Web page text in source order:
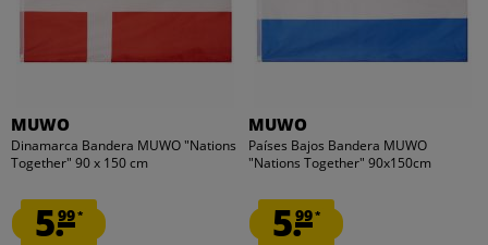
MUWO
Dinamarca Bandera MUWO "Nations
Together" 90 x 150 cm
5.99*
MUWO
Países Bajos Bandera MUWO
"Nations Together" 90x150cm
5.99*